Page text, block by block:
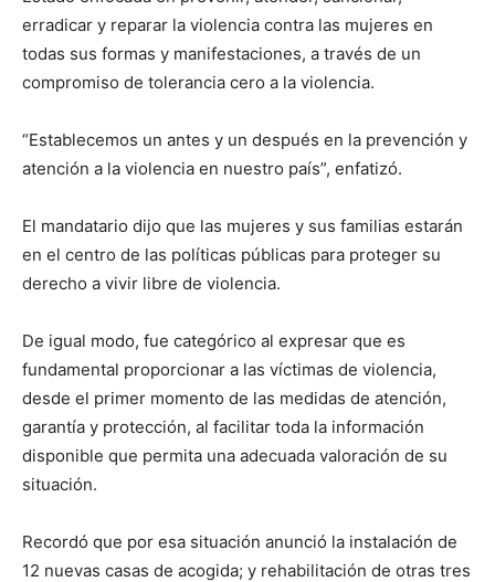
erradicar y reparar la violencia contra las mujeres en
todas sus formas y manifestaciones, a través de un
compromiso de tolerancia cero a la violencia.
“Establecemos un antes y un después en la prevención y
atención a la violencia en nuestro país”, enfatizó.
El mandatario dijo que las mujeres y sus familias estarán
en el centro de las políticas públicas para proteger su
derecho a vivir libre de violencia.
De igual modo, fue categórico al expresar que es
fundamental proporcionar a las víctimas de violencia,
desde el primer momento de las medidas de atención,
garantía y protección, al facilitar toda la información
disponible que permita una adecuada valoración de su
situación.
Recordó que por esa situación anunció la instalación de
12 nuevas casas de acogida; y rehabilitación de otras tres